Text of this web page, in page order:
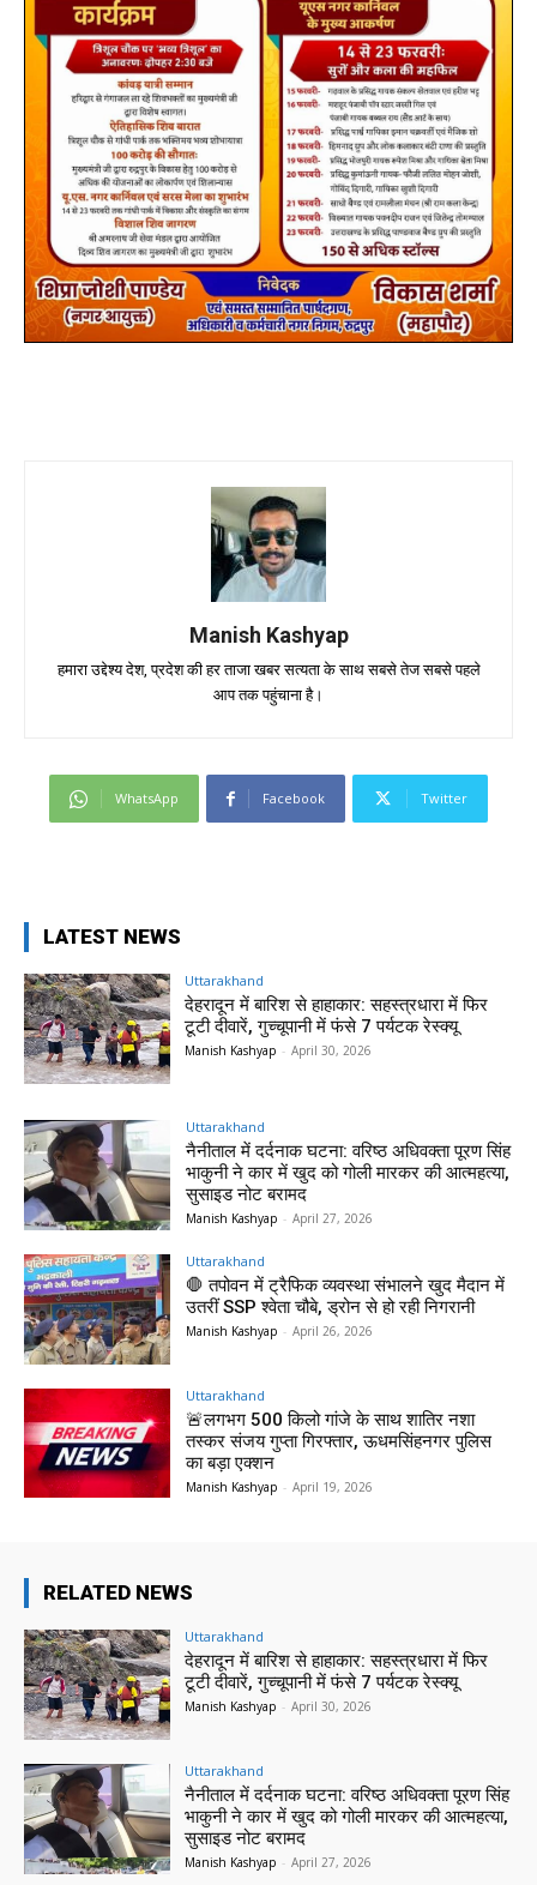
Manish Kashyap
हमारा उद्देश्य देश, प्रदेश की हर ताजा खबर सत्यता के साथ सबसे तेज सबसे पहले
आप तक पहुंचाना है।
WhatsApp Facebook Twitter
LATEST NEWS
Uttarakhand
देहरादून में बारिश से हाहाकार: सहस्त्रधारा में फिर
टूटी दीवारें, गुच्चूपानी में फंसे 7 पर्यटक रेस्क्यू
Manish Kashyap - April 30, 2026
Uttarakhand
नैनीताल में दर्दनाक घटना: वरिष्ठ अधिवक्ता पूरण सिंह
भाकुनी ने कार में खुद को गोली मारकर की आत्महत्या,
सुसाइड नोट बरामद
Manish Kashyap - April 27, 2026
Uttarakhand
🛑 तपोवन में ट्रैफिक व्यवस्था संभालने खुद मैदान में
उतरीं SSP श्वेता चौबे, ड्रोन से हो रही निगरानी
Manish Kashyap - April 26, 2026
Uttarakhand
🚨लगभग 500 किलो गांजे के साथ शातिर नशा
तस्कर संजय गुप्ता गिरफ्तार, ऊधमसिंहनगर पुलिस
का बड़ा एक्शन
Manish Kashyap - April 19, 2026
RELATED NEWS
Uttarakhand
देहरादून में बारिश से हाहाकार: सहस्त्रधारा में फिर
टूटी दीवारें, गुच्चूपानी में फंसे 7 पर्यटक रेस्क्यू
Manish Kashyap - April 30, 2026
Uttarakhand
नैनीताल में दर्दनाक घटना: वरिष्ठ अधिवक्ता पूरण सिंह
भाकुनी ने कार में खुद को गोली मारकर की आत्महत्या,
सुसाइड नोट बरामद
Manish Kashyap - April 27, 2026